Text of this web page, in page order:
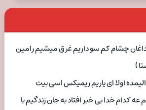
داغان چشام کم سو داریم غرق میشیم رامین
)
اولا ای یاریم ریمیکس اسی بیت
عه کدام خدا بی خبر افتاد به جان زندگیم با